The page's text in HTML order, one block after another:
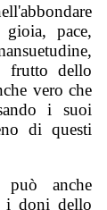
pace,
frutto dello
vero che
i suoi
di questi
può anche
i doni dello